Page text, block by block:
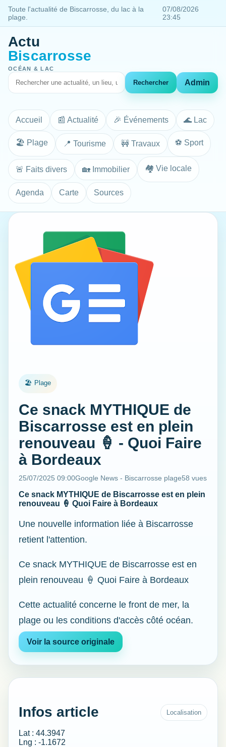
Toute l'actualité de Biscarrosse, du lac à la
plage.
07/08/2026
23:45
Actu
Biscarrosse
OCÉAN & LAC
Rechercher Admin
Accueil 📰 Actualité 🎉 Événements 🌊 Lac
🏖️ Plage 📍 Tourisme 🚧 Travaux ⚽ Sport
🚨 Faits divers 🏡 Immobilier 🏘️ Vie locale
Agenda Carte Sources
🏖️ Plage
Ce snack MYTHIQUE de
Biscarrosse est en plein
renouveau 🍦 - Quoi Faire
à Bordeaux
25/07/2025 09:00Google News - Biscarrosse plage58 vues
Ce snack MYTHIQUE de Biscarrosse est en plein
renouveau 🍦 Quoi Faire à Bordeaux
Une nouvelle information liée à Biscarrosse
retient l'attention.
Ce snack MYTHIQUE de Biscarrosse est en
plein renouveau 🍦 Quoi Faire à Bordeaux
Cette actualité concerne le front de mer, la
plage ou les conditions d'accès côté océan.
Voir la source originale
Infos article Localisation
Lat : 44.3947
Lng : -1.1672